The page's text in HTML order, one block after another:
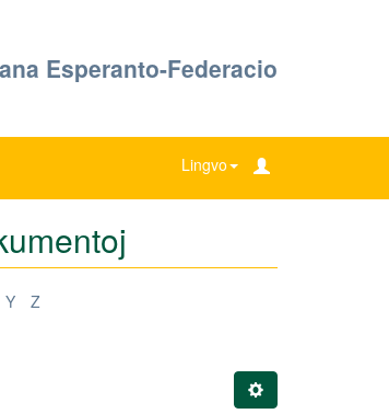
Esperanto-Federacio
Lingvo
Y
Z